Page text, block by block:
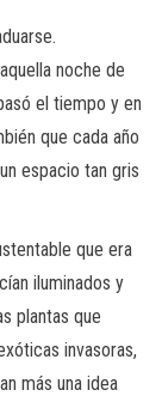
noche de
el tiempo y en
que cada año
espacio tan gris
que era
iluminados y
plantas que
invasoras,
más una idea